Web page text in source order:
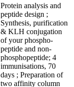
Protein analysis and
peptide design ;
Synthesis, purification
& KLH conjugation
of your phospho-
peptide and non-
phosphopeptide; 4
immunisations, 70
days ; Preparation of
two affinity column